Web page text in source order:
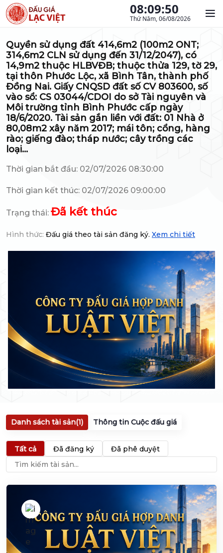
08:09:51
Thứ Năm, 06/08/2026
Quyền sử dụng đất 414,6m2 (100m2 ONT;
314,6m2 CLN sử dụng đến 31/12/2047), có
14,9m2 thuộc HLBVĐB; thuộc thửa 129, tờ 29,
tại thôn Phước Lộc, xã Bình Tân, thành phố
Đồng Nai. Giấy CNQSD đất số CV 803600, số
vào sổ: CS 03044/CDOI do sở Tài nguyên và
Môi trường tỉnh Bình Phước cấp ngày
18/6/2020. Tài sản gắn liền với đất: 01 Nhà ở
80,08m2 xây năm 2017; mái tôn; cổng, hàng
rào; giếng đào; tháp nước; cây trồng các
loại…
Thời gian bắt đầu: 02/07/2026 08:30:00
Thời gian kết thúc: 02/07/2026 09:00:00
Trạng thái: Đã kết thúc
Hình thức: Đấu giá theo tài sản đăng ký. Xem chi tiết
Danh sách tài sản(1) Thông tin Cuộc đấu giá
Tất cả Đã đăng ký Đã phê duyệt